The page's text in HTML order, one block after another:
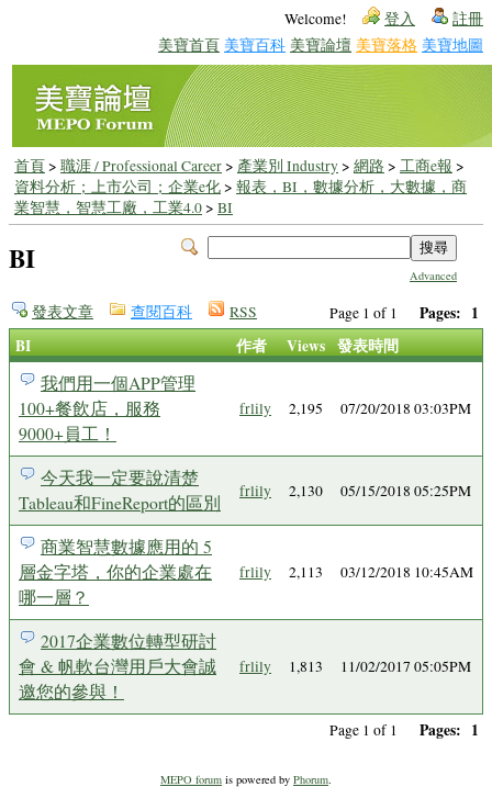
Welcome! 登入 註冊
美寶首頁 美寶百科 美寶論壇 美寶落格 美寶地圖
首頁> 職涯 / Professional Career> 產業別 Industry> 網路 > 工商e報 >
資料分析；上市公司；企業e化> 報表，BI，數據分析，大數據，商
業智慧，智慧工廠，工業4.0> BI
Advanced
BI
Page 1 of 1 Pages: 1
發表文章 查閱百科 RSS
BI 作者 Views 發表時間
我們用一個APP管理
100+餐飲店，服務
9000+員工！
frlily 2,195 07/20/2018 03:03PM
今天我一定要說清楚
Tableau和FineReport的區別
frlily 2,130 05/15/2018 05:25PM
商業智慧數據應用的 5
層金字塔，你的企業處在
哪一層？
frlily 2,113 03/12/2018 10:45AM
2017企業數位轉型研討
會 & 帆軟台灣用戶大會誠
邀您的參與！
frlily 1,813 11/02/2017 05:05PM
Page 1 of 1 Pages: 1
MEPO forum is powered by Phorum.